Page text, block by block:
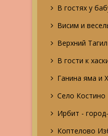
В гостях у
Висим и
Верхний Тагил
В гости к
Ганина яма и
Село Костино
Ирбит -
Коптелово